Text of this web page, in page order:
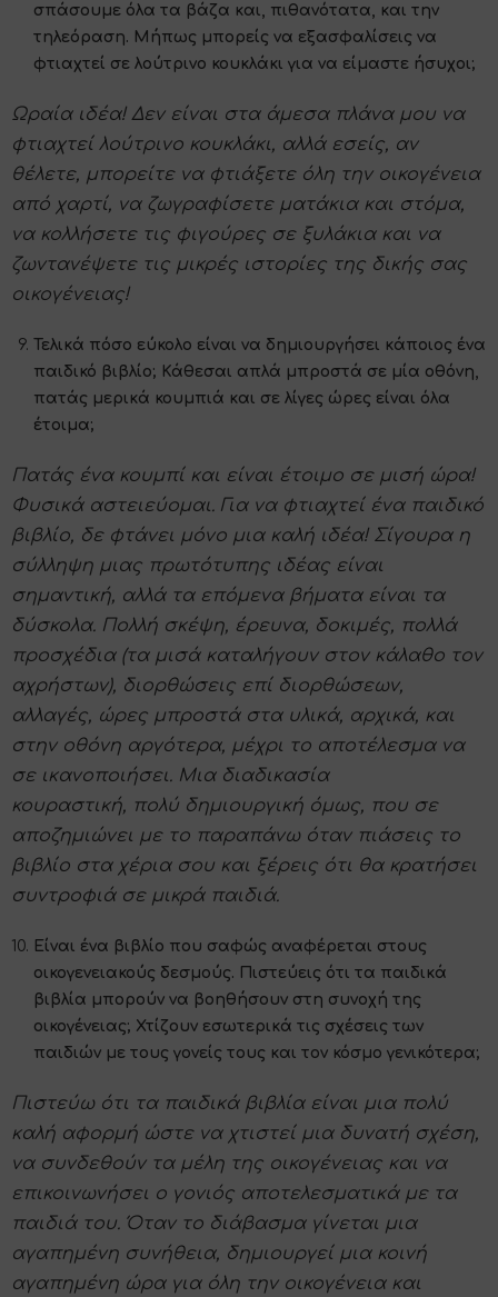
σπάσουμε όλα τα βάζα και, πιθανότατα, και την
τηλεόραση. Μήπως μπορείς να εξασφαλίσεις να
φτιαχτεί σε λούτρινο κουκλάκι για να είμαστε ήσυχοι;
Ωραία ιδέα! Δεν είναι στα άμεσα πλάνα μου να
φτιαχτεί λούτρινο κουκλάκι, αλλά εσείς, αν
θέλετε, μπορείτε να φτιάξετε όλη την οικογένεια
από χαρτί, να ζωγραφίσετε ματάκια και στόμα,
να κολλήσετε τις φιγούρες σε ξυλάκια και να
ζωντανέψετε τις μικρές ιστορίες της δικής σας
οικογένειας!
Τελικά πόσο εύκολο είναι να δημιουργήσει κάποιος ένα
παιδικό βιβλίο; Κάθεσαι απλά μπροστά σε μία οθόνη,
πατάς μερικά κουμπιά και σε λίγες ώρες είναι όλα
έτοιμα;
Πατάς ένα κουμπί και είναι έτοιμο σε μισή ώρα!
Φυσικά αστειεύομαι. Για να φτιαχτεί ένα παιδικό
βιβλίο, δε φτάνει μόνο μια καλή ιδέα! Σίγουρα η
σύλληψη μιας πρωτότυπης ιδέας είναι
σημαντική, αλλά τα επόμενα βήματα είναι τα
δύσκολα. Πολλή σκέψη, έρευνα, δοκιμές, πολλά
προσχέδια (τα μισά καταλήγουν στον κάλαθο τον
αχρήστων), διορθώσεις επί διορθώσεων,
αλλαγές, ώρες μπροστά στα υλικά, αρχικά, και
στην οθόνη αργότερα, μέχρι το αποτέλεσμα να
σε ικανοποιήσει. Μια διαδικασία
κουραστική, πολύ δημιουργική όμως, που σε
αποζημιώνει με το παραπάνω όταν πιάσεις το
βιβλίο στα χέρια σου και ξέρεις ότι θα κρατήσει
συντροφιά σε μικρά παιδιά.
Είναι ένα βιβλίο που σαφώς αναφέρεται στους
οικογενειακούς δεσμούς. Πιστεύεις ότι τα παιδικά
βιβλία μπορούν να βοηθήσουν στη συνοχή της
οικογένειας; Χτίζουν εσωτερικά τις σχέσεις των
παιδιών με τους γονείς τους και τον κόσμο γενικότερα;
Πιστεύω ότι τα παιδικά βιβλία είναι μια πολύ
καλή αφορμή ώστε να χτιστεί μια δυνατή σχέση,
να συνδεθούν τα μέλη της οικογένειας και να
επικοινωνήσει ο γονιός αποτελεσματικά με τα
παιδιά του. Όταν το διάβασμα γίνεται μια
αγαπημένη συνήθεια, δημιουργεί μια κοινή
αγαπημένη ώρα για όλη την οικογένεια και